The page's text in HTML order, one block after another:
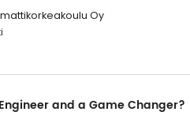
Oy
and a Game Changer?